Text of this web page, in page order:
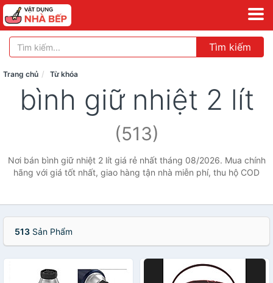
Tìm kiếm
Trang chủ Từ khóa
bình giữ nhiệt 2 lít
(513)
Nơi bán bình giữ nhiệt 2 lít giá rẻ nhất tháng 08/2026. Mua chính
hãng với giá tốt nhất, giao hàng tận nhà miễn phí, thu hộ COD
513 Sản Phẩm